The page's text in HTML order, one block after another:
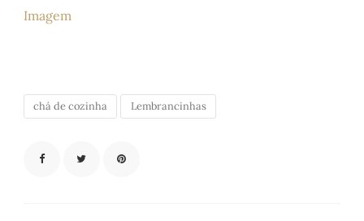
Imagem
chá de cozinha Lembrancinhas